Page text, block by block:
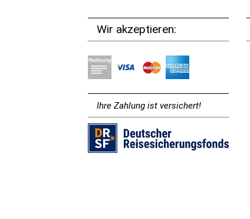
Wir akzeptieren:
Ihre Zahlung ist versichert!